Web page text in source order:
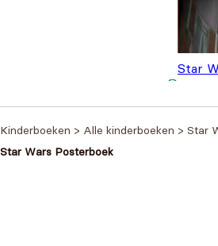
Star
Kinderboeken > Alle kinderboeken > Star
Star Wars Posterboek